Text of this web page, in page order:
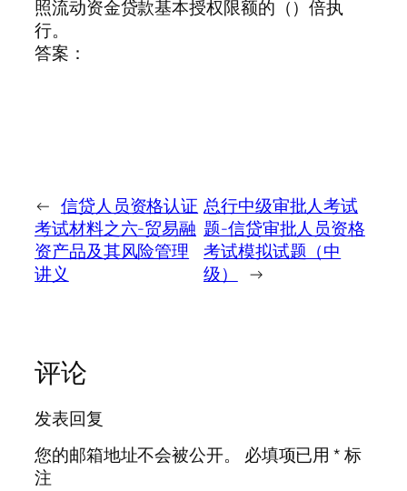
照流动资金贷款基本授权限额的（）倍执
行。
答案：
← 信贷人员资格认证
考试材料之六-贸易融
资产品及其风险管理
讲义
总行中级审批人考试
题-信贷审批人员资格
考试模拟试题（中
级）
→
评论
发表回复
您的邮箱地址不会被公开。
必填项已用*标
注